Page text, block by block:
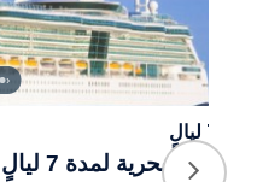
›
7 ليالٍ
رحلة بحرية لمدة 7 ليالٍ لأفضل ما في اليونان